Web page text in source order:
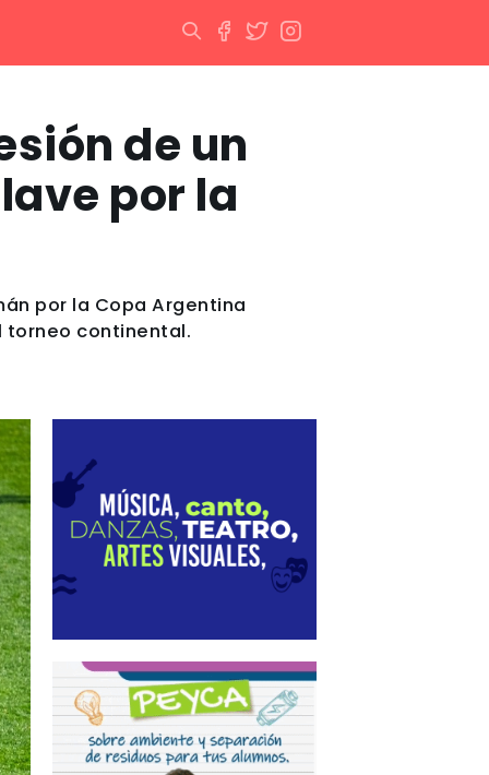
de un
por la
por la Copa Argentina
torneo continental.